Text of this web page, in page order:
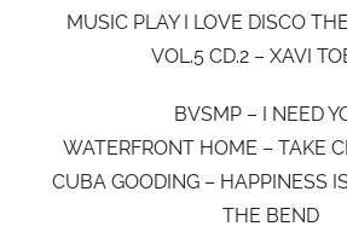
MUSIC PLAY I LOVE DISCO
VOL.5 CD.2 – XAVI
BVSMP – I NEED
WATERFRONT HOME – TAKE
CUBA GOODING – HAPPINESS
THE BEND